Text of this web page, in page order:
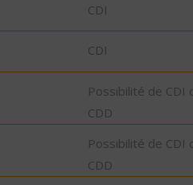
CDI
CDI
Possibilité de CDI
CDD
Possibilité de CDI
CDD